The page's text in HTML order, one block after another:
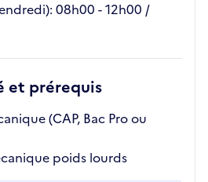
08h00 - 12h00 /
et prérequis
(CAP, Bac Pro ou
poids lourds